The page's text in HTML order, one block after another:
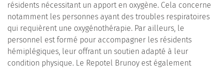
résidents nécessitant un apport en oxygène. Cela concerne
notamment les personnes ayant des troubles respiratoires
qui requièrent une oxygénothérapie. Par ailleurs, le
personnel est formé pour accompagner les résidents
hémiplégiques, leur offrant un soutien adapté à leur
condition physique. Le Repotel Brunoy est également